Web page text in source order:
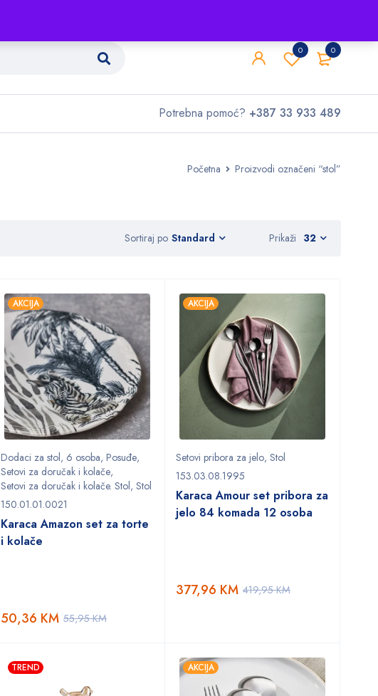
0
0
Potrebna pomoć? +387 33 933 489
Početna Proizvodi označeni “stol”
Sortiraj po Standard Prikaži 32
AKCIJA
Dodaci za stol, 6 osoba, Posuđe,
Setovi za doručak i kolače,
Setovi za doručak i kolače. Stol, Stol
150.01.01.0021
Karaca Amazon set za torte
i kolače
55,95KM
50,36 KM
AKCIJA
Setovi pribora za jelo, Stol
153.03.08.1995
Karaca Amour set pribora za
jelo 84 komada 12 osoba
419,95KM
377,96 KM
TREND AKCIJA